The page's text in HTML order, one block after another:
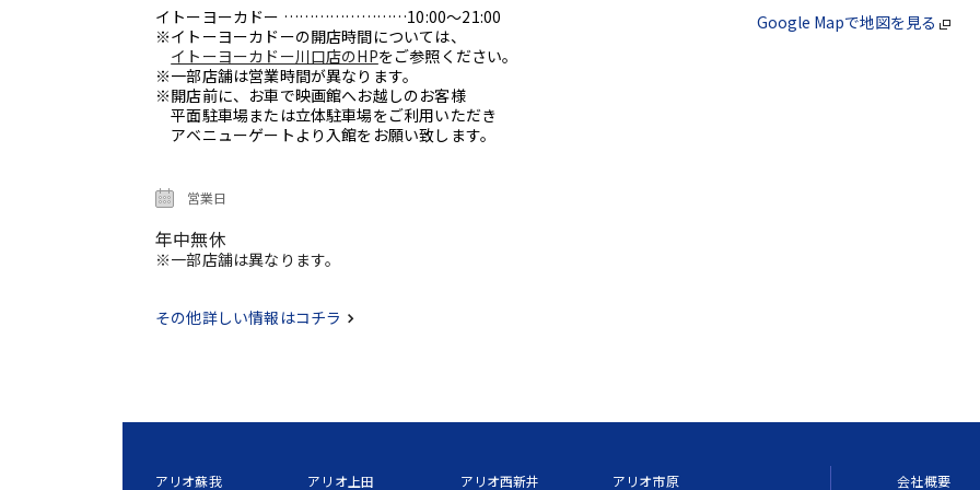
イトーヨーカドー ……………………10:00～21:00
※イトーヨーカドーの開店時間については、
イトーヨーカドー川口店のHPをご参照ください。
※一部店舗は営業時間が異なります。
※開店前に、お車で映画館へお越しのお客様
平面駐車場または立体駐車場をご利用いただき
アベニューゲートより入館をお願い致します。
営業日
年中無休
※一部店舗は異なります。
その他詳しい情報はコチラ
Google Mapで地図を見る
アリオ蘇我 アリオ上田 アリオ西新井 アリオ市原 会社概要